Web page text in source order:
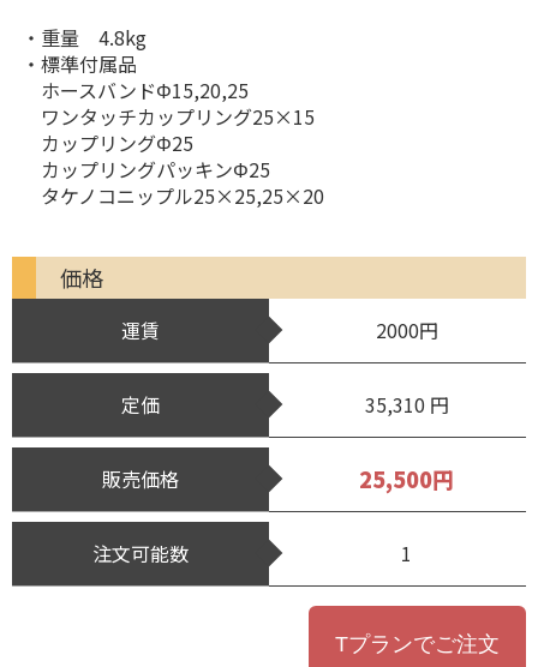
・重量 4.8kg
・標準付属品
ホースバンドΦ15,20,25
ワンタッチカップリング25×15
カップリングΦ25
カップリングパッキンΦ25
タケノコニップル25×25,25×20
価格
運賃 2000円
定価 35,310 円
販売価格 25,500円
注文可能数 1